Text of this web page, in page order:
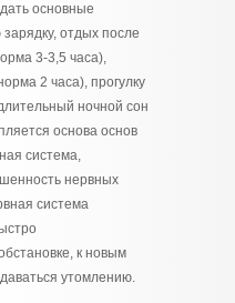
основные
отдых после
3-3,5 часа),
2 часа), прогулку
ночной сон
основа основ
система,
нервных
система
к новым
утомлению.